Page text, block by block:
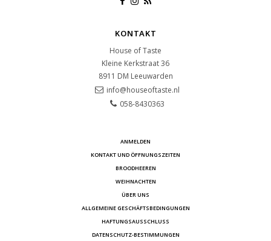
KONTAKT
House of Taste
Kleine Kerkstraat 36
8911 DM Leeuwarden
info@houseoftaste.nl
058-8430363
ANMELDEN
KONTAKT UND ÖFFNUNGSZEITEN
BROODHEEREN
WEIHNACHTEN
ÜBER UNS
ALLGEMEINE GESCHÄFTSBEDINGUNGEN
HAFTUNGSAUSSCHLUSS
DATENSCHUTZ-BESTIMMUNGEN